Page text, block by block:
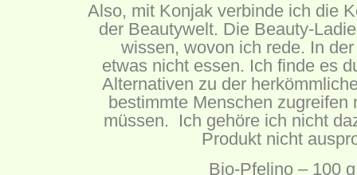
Also, mit Konjak verbinde ich die
der Beautywelt. Die Beauty-
wissen, wovon ich rede. In
etwas nicht essen. Ich finde es
Alternativen zu der
bestimmte Menschen zugreifen
müssen.
Ich gehöre ich nicht
Produkt nicht
Bio-Pfelino – 100